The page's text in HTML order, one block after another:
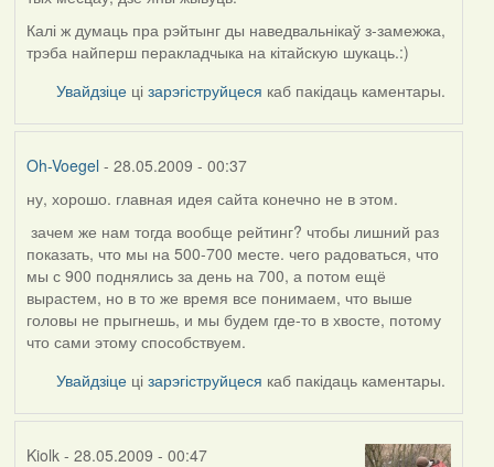
Калі ж думаць пра рэйтынг ды наведвальнікаў з-замежжа,
трэба найперш перакладчыка на кітайскую шукаць.:)
Увайдзіце цізарэгіструйцеся каб пакідаць каментары.
Oh-Voegel - 28.05.2009 - 00:37
In
reply
to
by
Harrier
ну, хорошо. главная идея сайта конечно не в этом.
зачем же нам тогда вообще рейтинг? чтобы лишний раз
показать, что мы на 500-700 месте. чего радоваться, что
мы с 900 поднялись за день на 700, а потом ещё
вырастем, но в то же время все понимаем, что выше
головы не прыгнешь, и мы будем где-то в хвосте, потому
что сами этому способствуем.
Увайдзіце цізарэгіструйцеся каб пакідаць каментары.
Kiolk- 28.05.2009 - 00:47